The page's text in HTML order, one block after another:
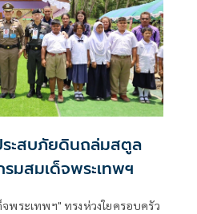
ะสบภัยดินถล่มสตูล
มสมเด็จพระเทพฯ
พระเทพฯ" ทรงห่วงใยครอบครัว